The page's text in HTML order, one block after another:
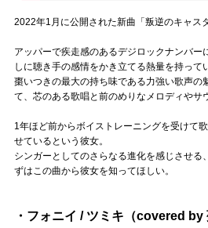
2022年1月に公開された新曲「叛逆のキャス
アッパーで疾走感のあるデジロックナンバー
しに聴き手の感情をかき立てる熱量を持って
棗いつきの最大の持ち味である力強い歌声の
て、芯のある歌唱と前のめりなメロディやサ
1年ほど前からボイストレーニングを受けて
せているという彼女。
シンガーとしてのさらなる進化を感じさせる
ずはこの曲から彼女を知ってほしい。
・フォニイ / ツミキ（covered by